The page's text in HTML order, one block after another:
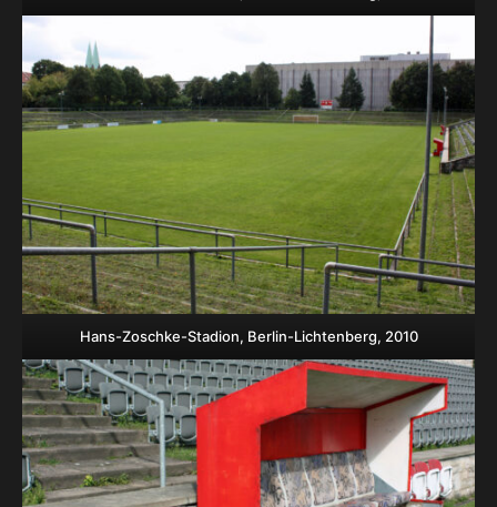
Hans-Zoschke-Stadion, Berlin-Lichtenberg, 2010